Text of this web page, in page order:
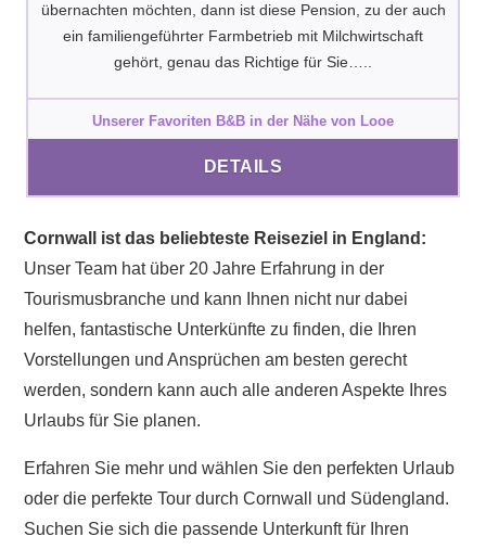
übernachten möchten, dann ist diese Pension, zu der auch
ein familiengeführter Farmbetrieb mit Milchwirtschaft
gehört, genau das Richtige für Sie…..
Unserer Favoriten B&B in der Nähe von Looe
DETAILS
Cornwall ist das beliebteste Reiseziel in England:
Unser Team hat über 20 Jahre Erfahrung in der
Tourismusbranche und kann Ihnen nicht nur dabei
helfen, fantastische Unterkünfte zu finden, die Ihren
Vorstellungen und Ansprüchen am besten gerecht
werden, sondern kann auch alle anderen Aspekte Ihres
Urlaubs für Sie planen.
Erfahren Sie mehr und wählen Sie den perfekten Urlaub
oder die perfekte Tour durch Cornwall und Südengland.
Suchen Sie sich die passende Unterkunft für Ihren